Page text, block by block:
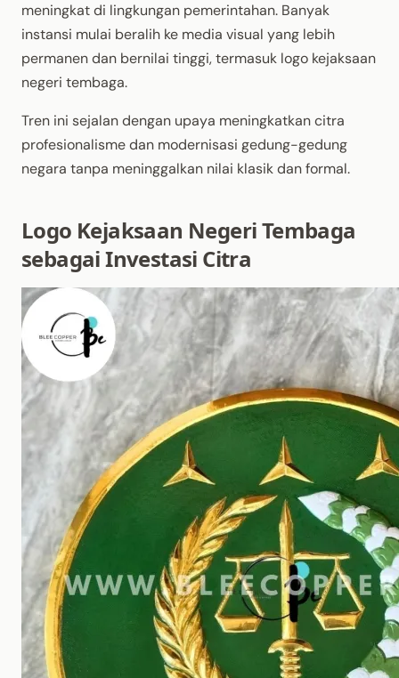
meningkat di lingkungan pemerintahan. Banyak
instansi mulai beralih ke media visual yang lebih
permanen dan bernilai tinggi, termasuk logo kejaksaan
negeri tembaga.
Tren ini sejalan dengan upaya meningkatkan citra
profesionalisme dan modernisasi gedung-gedung
negara tanpa meninggalkan nilai klasik dan formal.
Logo Kejaksaan Negeri Tembaga
sebagai Investasi Citra